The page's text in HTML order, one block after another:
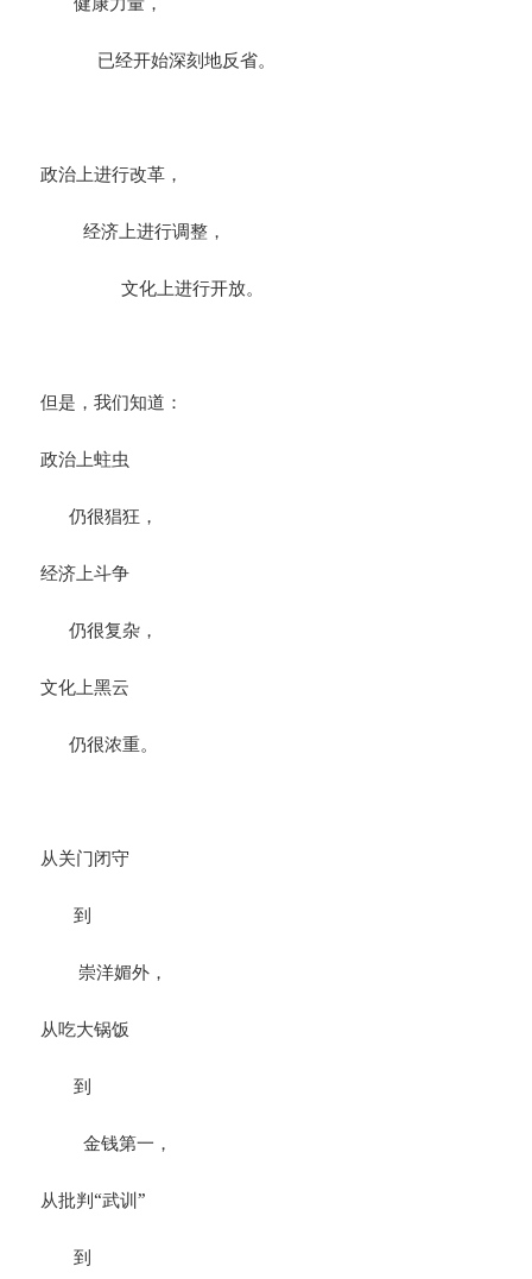
已经开始深刻地反省。
政治上进行改革，
经济上进行调整，
文化上进行开放。
但是，我们知道：
政治上蛀虫
仍很猖狂，
经济上斗争
仍很复杂，
文化上黑云
仍很浓重。
从关门闭守
到
崇洋媚外，
从吃大锅饭
到
金钱第一，
从批判“武训”
到